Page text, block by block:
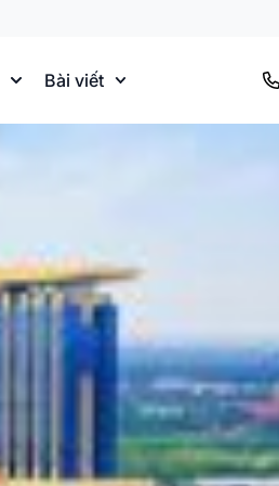
Bài viết